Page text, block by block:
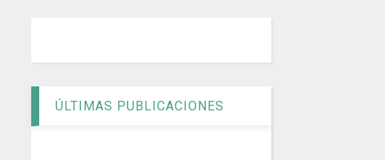
ÚLTIMAS PUBLICACIONES